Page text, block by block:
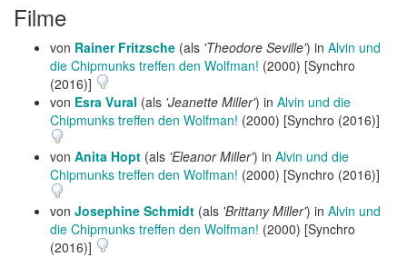
Filme
von Rainer Fritzsche (als 'Theodore Seville') in Alvin und
die Chipmunks treffen den Wolfman! (2000) [Synchro
(2016)]
von Esra Vural (als 'Jeanette Miller') in Alvin und die
Chipmunks treffen den Wolfman! (2000) [Synchro (2016)]
von Anita Hopt (als 'Eleanor Miller') in Alvin und die
Chipmunks treffen den Wolfman! (2000) [Synchro (2016)]
von Josephine Schmidt (als 'Brittany Miller') in Alvin und
die Chipmunks treffen den Wolfman! (2000) [Synchro
(2016)]